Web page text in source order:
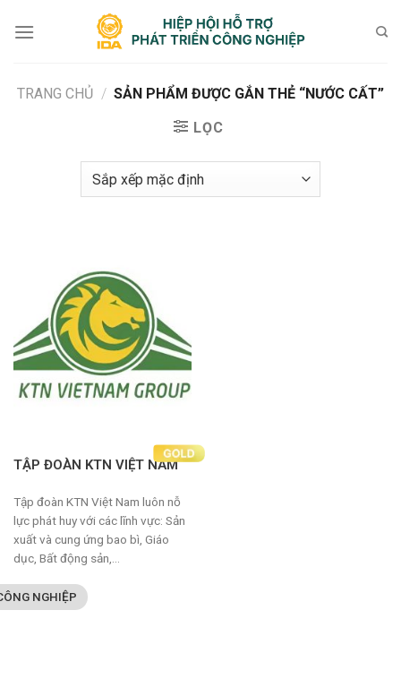
qua
TRANG CHỦ / SẢN PHẨM ĐƯỢC GẮN THẺ “NƯỚC CẤT”
LỌC
TẬP ĐOÀN KTN VIỆT NAM
NGHIỆP
Tập đoàn KTN Việt Nam luôn nỗ
lực phát huy với các lĩnh vực: Sản
xuất và cung ứng bao bì, Giáo
dục, Bất động sản,…